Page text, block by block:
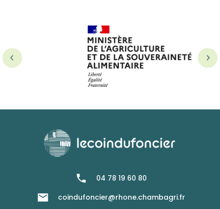
04 78 19 60 80
coindufoncier@rhone.chambagri.fr